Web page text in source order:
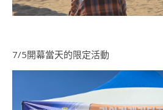
7/5開幕當天的限定活動